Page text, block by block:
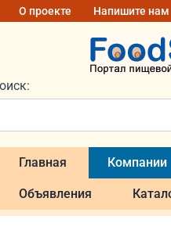
О проекте Напишите нам
Главная Компании
Объявления